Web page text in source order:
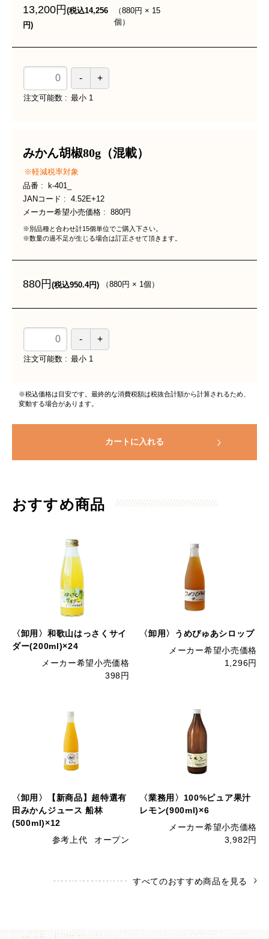
13,200円(税込14,256
円)
（880円 × 15
個 ）
注文可能数 最小 1
みかん胡椒80g（混載）
軽減税率対象
品番
k-401_
JANコード
4.52E+12
メーカー希望小売価格
880円
※別品種と合わせ計15個単位でご購入下さい。
※数量の過不足が生じる場合は訂正させて頂きます。
880円(税込950.4円) （880円 × 1個 ）
注文可能数 最小 1
※税込価格は目安です。最終的な消費税額は税抜合計額から計算されるため、
変動する場合があります。
カートに入れる
おすすめ商品
〈卸用〉和歌山はっさくサイ
ダー(200ml)×24
メーカー希望小売価格
398円
〈卸用〉うめぴゅあシロップ
メーカー希望小売価格
1,296円
〈卸用〉【新商品】超特選有
田みかんジュース 船林
(500ml)×12
参考上代
オープン
〈業務用〉100%ピュア果汁
レモン(900ml)×6
メーカー希望小売価格
3,982円
すべてのおすすめ商品を見る